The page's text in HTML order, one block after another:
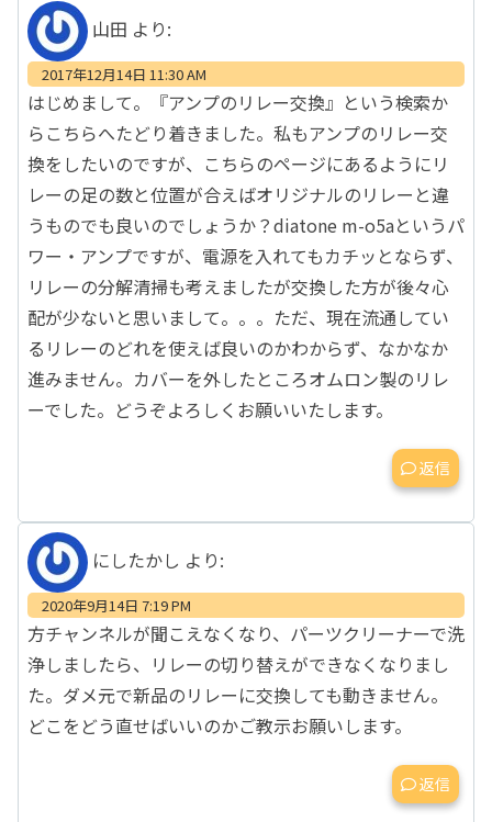
山田 より:
2017年12月14日 11:30 AM
はじめまして。『アンプのリレー交換』という検索か
らこちらへたどり着きました。私もアンプのリレー交
換をしたいのですが、こちらのページにあるようにリ
レーの足の数と位置が合えばオリジナルのリレーと違
うものでも良いのでしょうか？diatone m-o5aというパ
ワー・アンプですが、電源を入れてもカチッとならず、
リレーの分解清掃も考えましたが交換した方が後々心
配が少ないと思いまして。。。ただ、現在流通してい
るリレーのどれを使えば良いのかわからず、なかなか
進みません。カバーを外したところオムロン製のリレ
ーでした。どうぞよろしくお願いいたします。
返信
にしたかし より:
2020年9月14日 7:19 PM
方チャンネルが聞こえなくなり、パーツクリーナーで洗
浄しましたら、リレーの切り替えができなくなりまし
た。ダメ元で新品のリレーに交換しても動きません。
どこをどう直せばいいのかご教示お願いします。
返信